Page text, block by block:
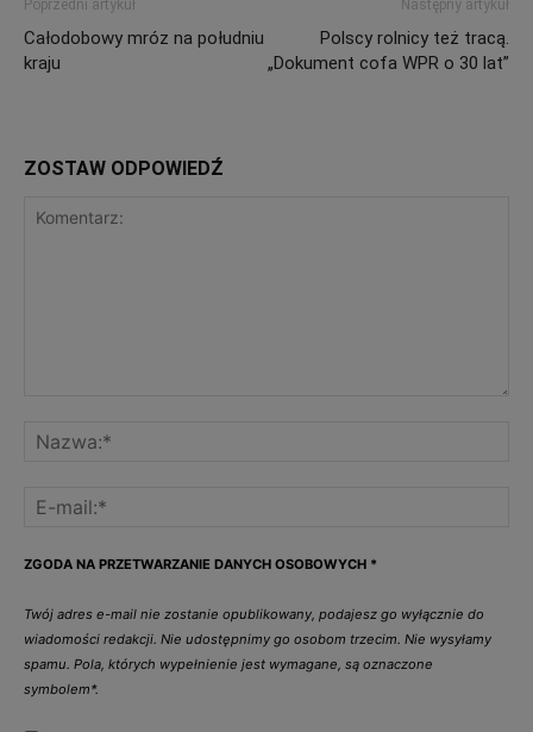
Poprzedni artykuł
Całodobowy mróz na południu
kraju
Następny artykuł
Polscy rolnicy też tracą.
„Dokument cofa WPR o 30 lat”
ZOSTAW ODPOWIEDŹ
ZGODA NA PRZETWARZANIE DANYCH OSOBOWYCH *
Twój adres e-mail nie zostanie opublikowany, podajesz go wyłącznie do
wiadomości redakcji. Nie udostępnimy go osobom trzecim. Nie wysyłamy
spamu. Pola, których wypełnienie jest wymagane, są oznaczone
symbolem*.